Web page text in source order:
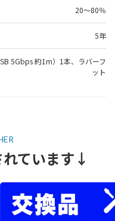
ています↓
20～80％
5年
5Gbps 約1m）1本、ラバーフ
ット